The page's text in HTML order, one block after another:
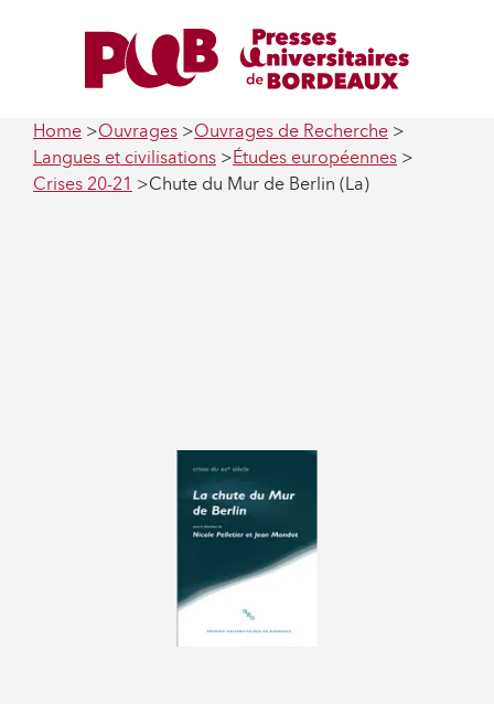
Home Ouvrages
Ouvrages de Recherche
Langues et civilisations
Études européennes
Crises 20-21
Chute du Mur de Berlin (La)